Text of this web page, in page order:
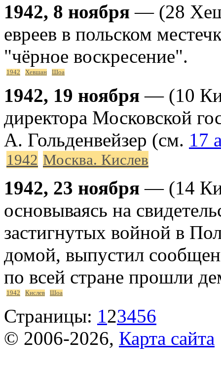
1942, 8 ноября — (28
евреев в польском
"чёрное воскресение".
1942 Хевшан Шоа
1942, 19 ноября — (10
директора Московской
А. Гольденвейзер (см. 17
1942 Москва. Кислев
1942, 23 ноября — (14
основываясь на
застигнутых войной в
домой, выпустил
по всей стране прошли
1942 Кислев Шоа
Страницы: 123456
© 2006-2026, Карта сайта